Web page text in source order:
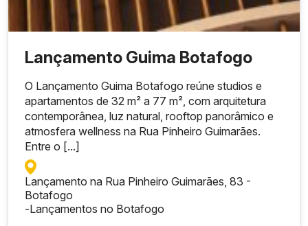
Lançamento Guima Botafogo
O Lançamento Guima Botafogo reúne studios e
apartamentos de 32 m² a 77 m², com arquitetura
contemporânea, luz natural, rooftop panorâmico e
atmosfera wellness na Rua Pinheiro Guimarães.
Entre o [...]
Lançamento na Rua Pinheiro Guimarães, 83 -
Botafogo
-Lançamentos no Botafogo